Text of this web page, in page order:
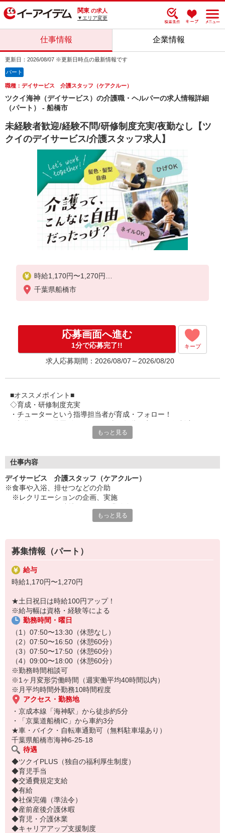
関東 の求人
▼エリア変更
仕事情報 企業情報
更新日：2026/08/07 ※更新日時点の最新情報です
パート
職種：デイサービス 介護スタッフ（ケアクルー）
ツクイ海神（デイサービス）の介護職・ヘルパーの求人情報詳細
（パート） - 船橋市
未経験者歓迎/経験不問/研修制度充実/夜勤なし【ツ
クイのデイサービス/介護スタッフ求人】
時給1,170円〜1,270円
★土日祝日は時給100円アップ！
千葉県船橋市
応募画面へ進む
1分で応募完了!! キープ
求人応募期間：2026/08/07～2026/08/20
■オススメポイント■
◇育成・研修制度充実
・チューターという指導担当者が育成・フォロー！
・キャリアアップ支援制度を活用して働きながら資格取得が可能
・ツクイ独自の福祉厚生制度でプライベートも充実
・子育て支援の福利厚生制度あり！子育てと仕事の両立を応援◎
・スタッフ何でも相談窓口やライフキャリア相談など、各相談窓
口あり
◇頑張った分、スタッフに還元！
・パートは特別手当の支給あり
もっと見る
仕事内容
デイサービス 介護スタッフ（ケアクルー）
※食事や入浴、排せつなどの介助
※レクリエーションの企画、実施
★＼サービス・職種の魅力／
「今私たちに求められていることは何だろう」「どんな工夫をした
ら喜んでいただけるだろう」他職種で連携しながら創意工夫し支援
していきます。感謝の言葉を直接いただけたり、信頼関係を築いて
いくことができます。日勤のみで働け介護度も比較的高くないた
もっと見る
募集情報（パート）
給与
時給1,170円〜1,270円
★土日祝日は時給100円アップ！
※給与幅は資格・経験等による
勤務時間・曜日
（1）07:50〜13:30（休憩なし）
（2）07:50〜16:50（休憩60分）
（3）07:50〜17:50（休憩60分）
（4）09:00〜18:00（休憩60分）
※勤務時間相談可
※1ヶ月変形労働時間（週実働平均40時間以内）
※月平均時間外勤務10時間程度
アクセス・勤務地
・京成本線「海神駅」から徒歩約5分
・「京葉道船橋IC」から車約3分
★車・バイク・自転車通勤可（無料駐車場あり）
千葉県船橋市海神6-25-18
待遇
◆ツクイPLUS（独自の福利厚生制度）
◆育児手当
◆交通費規定支給
◆有給
◆社保完備（準法令）
◆産前産後介護休暇
◆育児・介護休業
◆キャリアアップ支援制度